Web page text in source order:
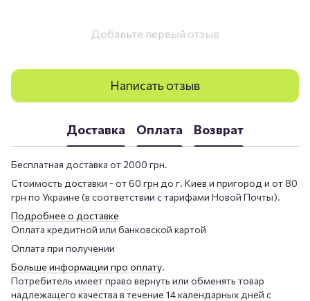
Добавьте первый отзыв
Написать отзыв
Доставка Оплата Возврат
Бесплатная доставка от 2000 грн.
Стоимость доставки - от 60 грн до г. Киев и пригород и от 80
грн по Украине (в соответствии с тарифами Новой Почты).
Подробнее о доставке
Оплата кредитной или банковской картой
Оплата при получении
Больше информации про оплату.
Потребитель имеет право вернуть или обменять товар
надлежащего качества в течение 14 календарных дней с